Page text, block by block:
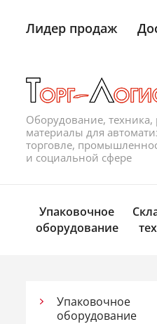
Лидер продаж
Оборудование, техника,
материалы для
торговле,
и социальной сфере
Упаковочное
оборудование
Упаковочное
оборудование